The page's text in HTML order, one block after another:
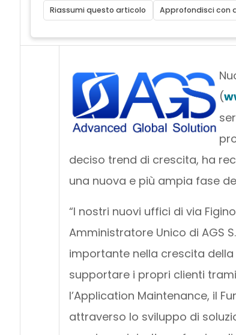
Riassumi questo articolo Approfondisci con
(
deciso trend di crescita, ha
una nuova e più ampia fase
“I nostri nuovi uffici di via
Amministratore Unico di AGS
importante nella crescita
supportare i propri clienti
l’Application Maintenance, il
attraverso lo sviluppo di